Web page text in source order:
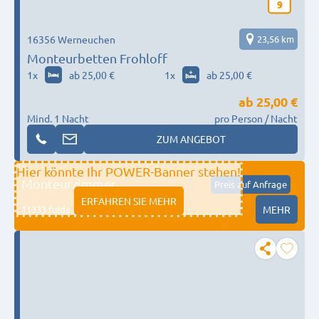
9
Monteurbetten Frohloff
16356 Werneuchen 23,56 km
1x ab 25,00 € 1x ab 25,00 €
Mind. 1 Nacht
ab 25,00 €
pro Person / Nacht
ZUM ANGEBOT
Hier könnte Ihr POWER-Banner stehen!
ERFAHREN SIE MEHR
Monteurzimmer Preis auf Anfrage
11333 fulda MEHR